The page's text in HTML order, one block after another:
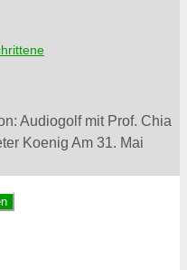
Audiogolf mit Prof. Chia
Koenig Am 31. Mai